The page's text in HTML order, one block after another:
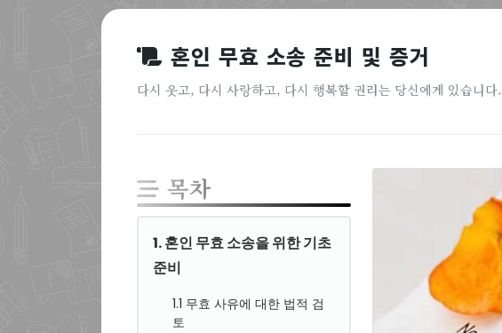
혼인 무효 소송 준비 및 증거
다시 웃고, 다시 사랑하고, 다시 행복할 권리는 당신에게 있습니다.
목차
1. 혼인 무효 소송을 위한 기초
준비
1.1 무효 사유에 대한 법적 검
토